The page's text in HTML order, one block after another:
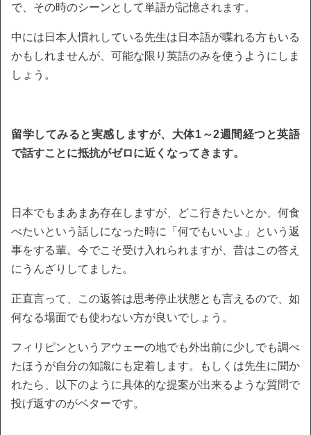
で、その時のシーンとして単語が記憶されます。
中には日本人慣れしている先生は日本語が喋れる方もいる
かもしれませんが、可能な限り英語のみを使うようにしま
しょう。
留学してみると実感しますが、大体1～2週間経つと英語
で話すことに抵抗がゼロに近くなってきます。
日本でもまあまあ存在しますが、どこ行きたいとか、何食
べたいという話しになった時に「何でもいいよ」という返
事をする輩。今でこそ受け入れられますが、昔はこの答え
にうんざりしてました。
正直言って、この返答は思考停止状態とも言えるので、如
何なる場面でも使わない方が良いでしょう。
フィリピンというアウェーの地でも外出前に少しでも調べ
たほうが自分の知識にも定着します。もしくは先生に聞か
れたら、以下のように具体的な提案が出来るような質問で
投げ返すのがベターです。